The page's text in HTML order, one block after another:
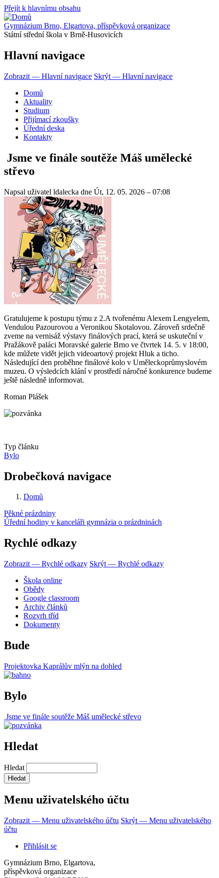
Přejít k hlavnímu obsahu
Gymnázium Brno, Elgartova, příspěvková organizace
Státní střední škola v Brně-Husovicích
Hlavní navigace
Zobrazit — Hlavní navigace Skrýt — Hlavní navigace
Domů
Aktuality
Studium
Přijímací zkoušky
Úřední deska
Kontakty
Jsme ve finále soutěže Máš umělecké
střevo
Napsal uživatel ldalecka dne Út, 12. 05. 2026 – 07:08
Gratulujeme k postupu týmu z 2.A tvořenému Alexem Lengyelem,
Vendulou Pazourovou a Veronikou Skotalovou. Zároveň srdečně
zveme na vernisáž výstavy finálových prací, která se uskuteční v
Pražákově paláci Moravské galerie Brno ve čtvrtek 14. 5. v 18:00,
kde můžete vidět jejich videoartový projekt Hluk a ticho.
Následující den proběhne finálové kolo v Uměleckoprůmyslovém
muzeu. O výsledcích klání v prostředí náročné konkurence budeme
ještě následně informovat.
Roman Plášek
Typ článku
Bylo
Drobečková navigace
Domů
Pěkné prázdniny
Úřední hodiny v kanceláři gymnázia o prázdninách
Rychlé odkazy
Zobrazit — Rychlé odkazy Skrýt — Rychlé odkazy
Škola online
Obědy
Google classroom
Archiv článků
Rozvrh tříd
Dokumenty
Bude
Projektovka Kaprálův mlýn na dohled
Bylo
Jsme ve finále soutěže Máš umělecké střevo
Hledat
Hledat
Menu uživatelského účtu
Zobrazit — Menu uživatelského účtu Skrýt — Menu uživatelského
účtu
Přihlásit se
Gymnázium Brno, Elgartova,
příspěvková organizace